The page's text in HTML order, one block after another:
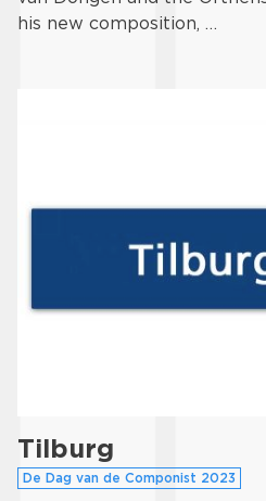
his new composition, …
Tilburg
De Dag van de Componist 2023